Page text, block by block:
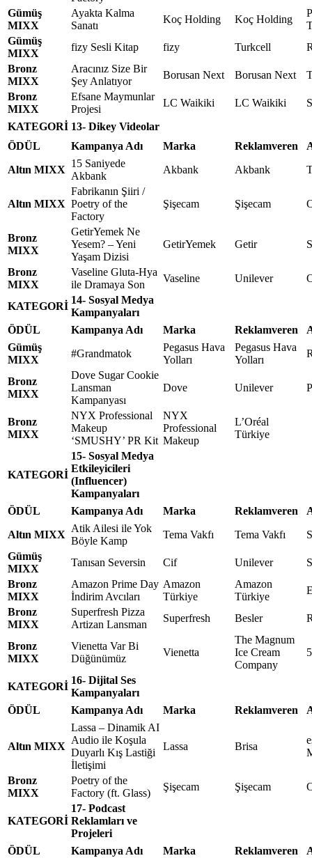
Gümüş
MIXX
Ayakta Kalma
Sanatı
Koç Holding Koç Holding
Gümüş
MIXX
fizy Sesli Kitap fizy Turkcell
Bronz
MIXX
Aracınız Size Bir
Şey Anlatıyor
Borusan Next Borusan Next
Bronz
MIXX
Efsane Maymunlar
Projesi
LC Waikiki LC Waikiki
KATEGORİ 13- Dikey Videolar
ÖDÜL
Kampanya Adı Marka Reklamveren
Altın MIXX
15 Saniyede
Akbank
Akbank Akbank
Altın MIXX
Fabrikanın Şiiri /
Poetry of the
Factory
Şişecam Şişecam
Bronz
MIXX
GetirYemek Ne
Yesem? – Yeni
Yaşam Dizisi
GetirYemek Getir
Bronz
MIXX
Vaseline Gluta-Hya
ile Dramaya Son
Vaseline Unilever
KATEGORİ
14- Sosyal Medya
Kampanyaları
ÖDÜL
Kampanya Adı Marka Reklamveren
Gümüş
MIXX
#Grandmatok
Pegasus Hava
Yolları
Pegasus Hava
Yolları
Bronz
MIXX
Dove Sugar Cookie
Lansman
Kampanyası
Dove Unilever
Bronz
MIXX
NYX Professional
Makeup
‘SMUSHY’ PR Kit
NYX
Professional
Makeup
L’Oréal
Türkiye
KATEGORİ
15- Sosyal Medya
Etkileyicileri
(Influencer)
Kampanyaları
ÖDÜL
Kampanya Adı Marka Reklamveren
Altın MIXX
Atik Ailesi ile Yok
Böyle Kamp
Tema Vakfı Tema Vakfı
Gümüş
MIXX
Tanısan Seversin Cif Unilever
Bronz
MIXX
Amazon Prime Day
İndirim Avcıları
Amazon
Türkiye
Amazon
Türkiye
Bronz
MIXX
Superfresh Pizza
Artizan Lansman
Superfresh Besler
Bronz
MIXX
Vienetta Var Bi
Düğünümüz
Vienetta
The Magnum
Ice Cream
Company
KATEGORİ
16- Dijital Ses
Kampanyaları
ÖDÜL
Kampanya Adı Marka Reklamveren
Altın MIXX
Lassa – Dinamik AI
Audio ile Koşula
Duyarlı Kış Lastiği
İletişimi
Lassa Brisa
Bronz
MIXX
Poetry of the
Factory (ft. Glass)
Şişecam Şişecam
KATEGORİ
17- Podcast
Reklamları ve
Projeleri
ÖDÜL
Kampanya Adı Marka Reklamveren